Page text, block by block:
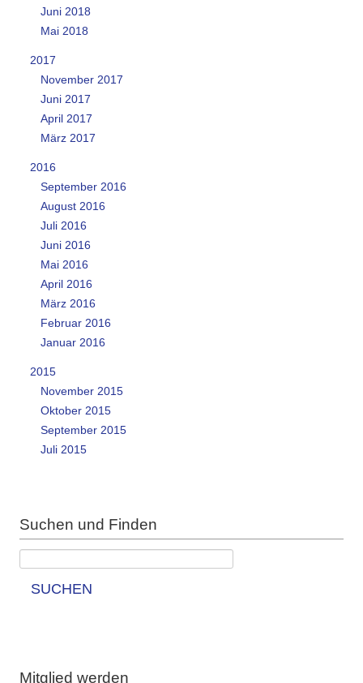
Juni 2018
Mai 2018
2017
November 2017
Juni 2017
April 2017
März 2017
2016
September 2016
August 2016
Juli 2016
Juni 2016
Mai 2016
April 2016
März 2016
Februar 2016
Januar 2016
2015
November 2015
Oktober 2015
September 2015
Juli 2015
Suchen und Finden
SUCHEN
Mitglied werden